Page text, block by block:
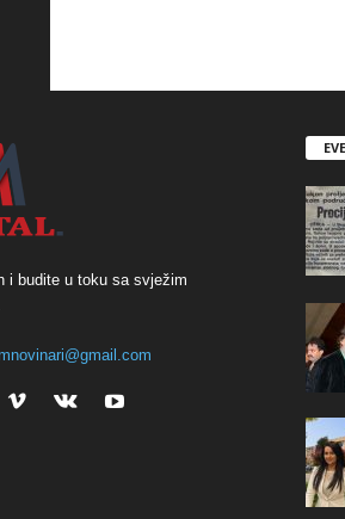
i budite u toku sa svježim